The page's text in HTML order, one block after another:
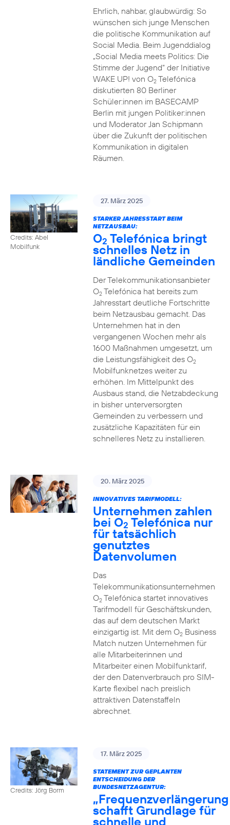
Ehrlich, nahbar, glaubwürdig: So
wünschen sich junge Menschen
die politische Kommunikation auf
Social Media. Beim Jugenddialog
„Social Media meets Politics: Die
Stimme der Jugend“ der Initiative
WAKE UP! von O2Telefónica
diskutierten 80 Berliner
Schüler:innen im BASECAMP
Berlin mit jungen Politiker:innen
und Moderator Jan Schipmann
über die Zukunft der politischen
Kommunikation in digitalen
Räumen.
Credits: Abel
Mobilfunk
27. März 2025
STARKER JAHRESSTART BEIM
NETZAUSBAU:
O2 Telefónica bringt
schnelles Netz in
ländliche Gemeinden
Der Telekommunikationsanbieter
O2Telefónica hat bereits zum
Jahresstart deutliche Fortschritte
beim Netzausbau gemacht. Das
Unternehmen hat in den
vergangenen Wochen mehr als
1600 Maßnahmen umgesetzt, um
die Leistungsfähigkeit des O2
Mobilfunknetzes weiter zu
erhöhen. Im Mittelpunkt des
Ausbaus stand, die Netzabdeckung
in bisher unterversorgten
Gemeinden zu verbessern und
zusätzliche Kapazitäten für ein
schnelleres Netz zu installieren.
20. März 2025
INNOVATIVES TARIFMODELL:
Unternehmen zahlen
bei O2 Telefónica nur
für tatsächlich
genutztes
Datenvolumen
Das
Telekommunikationsunternehmen
O2Telefónica startet innovatives
Tarifmodell für Geschäftskunden,
das auf dem deutschen Markt
einzigartig ist. Mit dem O2Business
Match nutzen Unternehmen für
alle Mitarbeiterinnen und
Mitarbeiter einen Mobilfunktarif,
der den Datenverbrauch pro SIM-
Karte flexibel nach preislich
attraktiven Datenstaffeln
abrechnet.
Credits: Jörg Borm
17. März 2025
STATEMENT ZUR GEPLANTEN
ENTSCHEIDUNG DER
BUNDESNETZAGENTUR:
„Frequenzverlängerung
schafft Grundlage für
schnelle und